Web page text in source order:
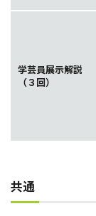
学芸員展示解説
（３回）
共通